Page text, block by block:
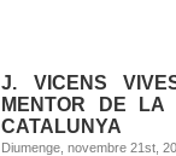
J. VICENS
MENTOR DE LA
CATALUNYA
Diumenge, novembre 21st,